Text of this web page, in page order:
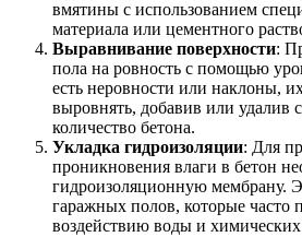
вмятины с использованием
материала или цементного
Выравнивание поверхности:
пола на ровность с помощью
есть неровности или наклоны,
выровнять, добавив или удалив
количество бетона.
Укладка гидроизоляции: Для
проникновения влаги в бетон
гидроизоляционную мембрану.
гаражных полов, которые часто
воздействию воды и